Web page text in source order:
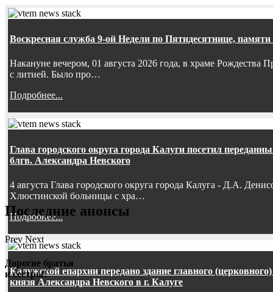
Воскресная служба 9-ой Недели по Пятидесятнице,
Накануне вечером, 01 августа 2026 года, в храме
с литией. Было про…
Подробнее...
Глава городского округа города Калуги посетил
блгв. Александра Невского
4 августа Глава городского округа города Калуга - Д.А.
Хлюстинской больницы с хра…
Подробнее...
Калужской епархии передано здание главного
князя Александра Невского в г. Калуге
Последние анонсы
Prev Next
Дорогие братья
и сестры!